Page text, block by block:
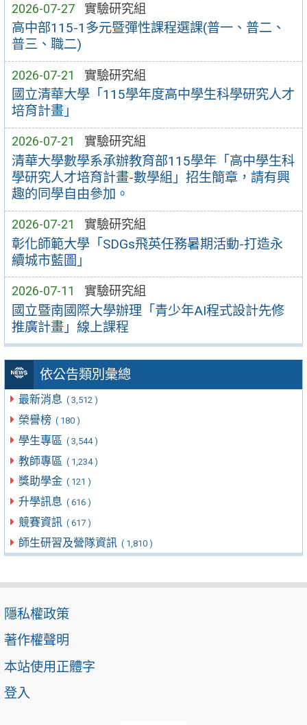
2026-07-27 實驗研究組
高中部115-1多元暨彈性課程選課(普一、普二、
普三、職二)
2026-07-21 實驗研究組
國立清華大學「115學年度高中學生科學研究人才
培育計畫」
2026-07-21 實驗研究組
清華大學數學系承辦教育部115學年「高中學生科
學研究人才培育計畫-數學組」招生簡章，請有興
趣的同學自由參加。
2026-07-21 實驗研究組
彰化師範大學「SDGs飛英任務暑期活動-打造永
續城市藍圖」
2026-07-11 實驗研究組
國立暨南國際大學辦理「青少年AI程式設計先修
推廣計畫」線上課程
依公告類別彙總
最新消息 ( 3,512 )
榮譽榜 ( 180 )
學生專區 ( 3,544 )
教師專區 ( 1,234 )
獎助學金 ( 121 )
升學訊息 ( 616 )
競賽資訊 ( 617 )
師生研習及營隊資訊 ( 1,810 )
隱私權政策
著作權聲明
本站使用正體字
登入